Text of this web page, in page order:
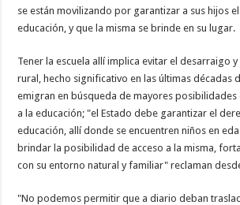
se están movilizando por garantizar a sus hijos
educación, y que la misma se brinde en su lugar.
Tener la escuela allí implica evitar el desarraigo
rural, hecho significativo en las últimas décadas
emigran en búsqueda de mayores posibilidades
a la educación; "el Estado debe garantizar el
educación, allí donde se encuentren niños en
brindar la posibilidad de acceso a la misma,
con su entorno natural y familiar" reclaman
"No podemos permitir que a diario deban